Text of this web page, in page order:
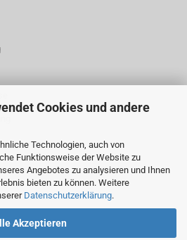
Cookies und andere
Technologien, auch von
Funktionsweise der Website zu
Angebotes zu analysieren und Ihnen
bieten zu können. Weitere
Datenschutzerklärung.
Akzeptieren